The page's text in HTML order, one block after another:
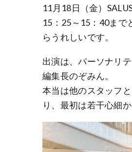
11月18日（金）
15：25～15：40まで
らうれしいです。
出演は、パーソナリ
編集長のぞみん。
本当は他のスタッフ
り、最初は若干心細か